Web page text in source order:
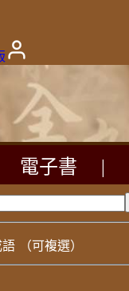
電子書
語 （可複選）